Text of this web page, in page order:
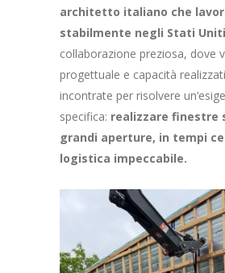
architetto italiano che
stabilmente negli Stati Uniti
collaborazione preziosa, dove
progettuale e capacità
incontrate per risolvere
specifica: realizzare finestre
grandi aperture, in tempi
logistica impeccabile.